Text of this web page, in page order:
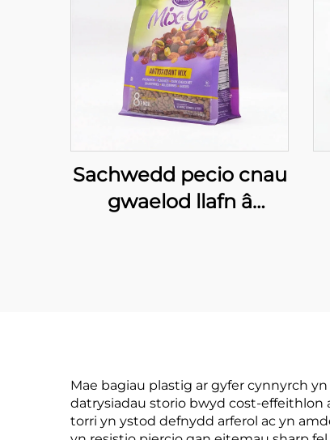
Sachwedd pecio cnau
gwaelod llafn â
Mae bagiau plastig ar gyfer cynnyrch
datrysiadau storio bwyd cost-effeithlon
torri yn ystod defnydd arferol ac yn